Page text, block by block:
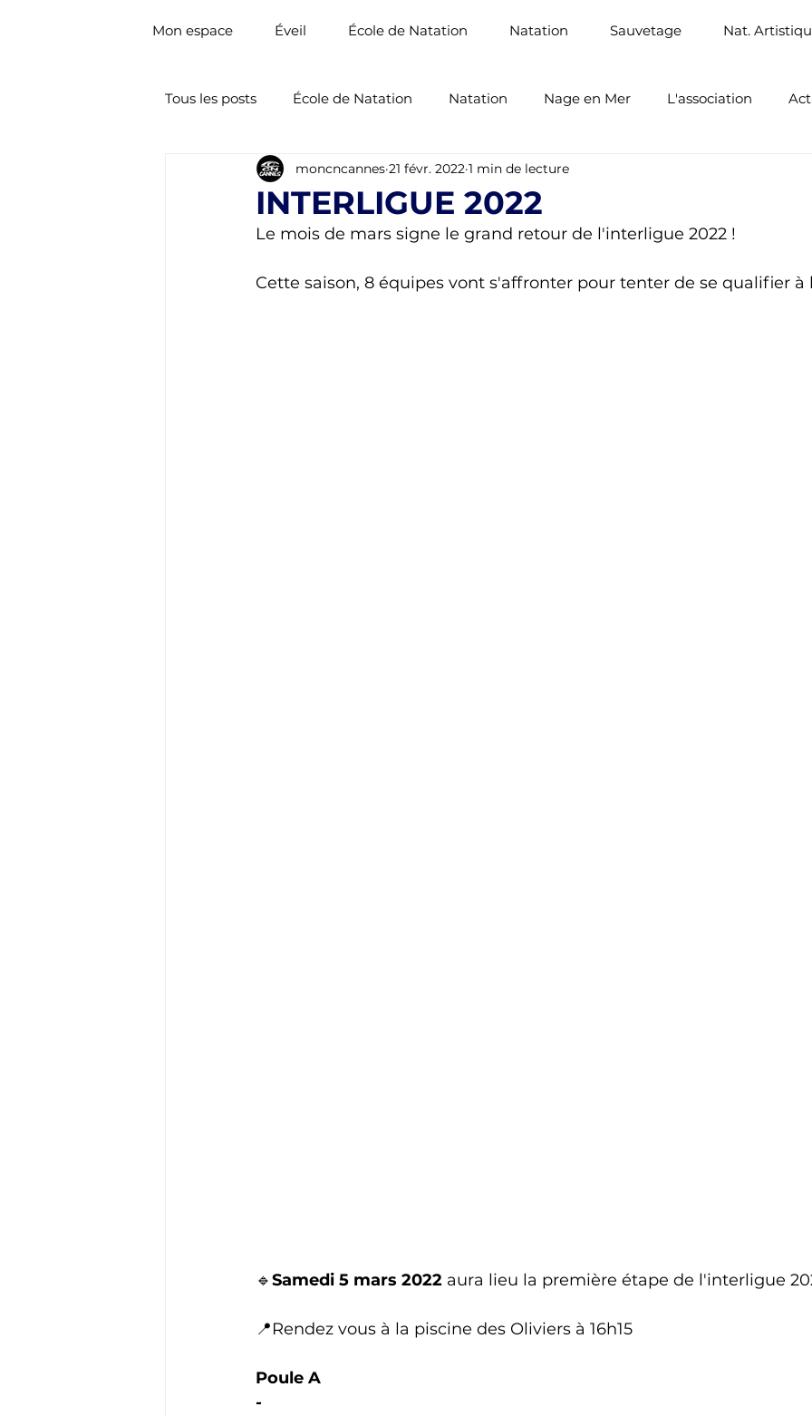
Mon espace Éveil École de Natation Natation Sauvetage Nat.
Tous les posts École de Natation Natation Nage en Mer L'association
Nat. Artistique Natation Santé Sauvetage Sportif
INTERLIGUE 2022
moncncannes 21 févr. 2022 1 min de lecture
Le mois de mars signe le grand retour de l'interligue 2022 !
Cette saison, 8 équipes vont s'affronter pour tenter de se qualifier à
🔹Samedi 5 mars 2022 aura lieu la première étape de l'interligue
📍Rendez vous à la piscine des Oliviers à 16h15
Poule A
-